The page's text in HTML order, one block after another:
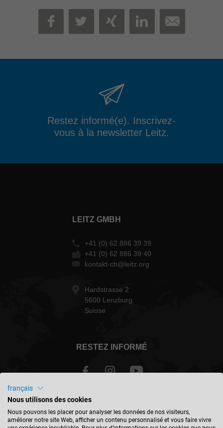
FACEBOOK
TWITTER
XINGLINKEDIN
MAIL
Restez informé(e). Inscrivez-
vous à la newsletter Leitz.
LEITZ GMBH
+41 (0) 62 886 39 39
+41 (0) 62 886 39 40
kontakt-ch@leitz.org
Hardstrasse 2
5600 Lenzburg
Suisse
RESTEZ INFORMÉ
Schweiz - français
français
Nous utilisons des cookies
Nous pouvons les placer pour analyser les données de nos visiteurs,
améliorer notre site Web, afficher un contenu personnalisé et vous faire vivre